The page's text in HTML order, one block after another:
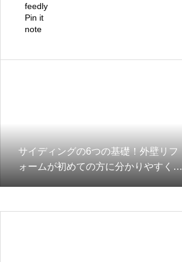
feedly
Pin it
note
サイディングの6つの基礎！外壁リフ
ォームが初めての方に分かりやすく解